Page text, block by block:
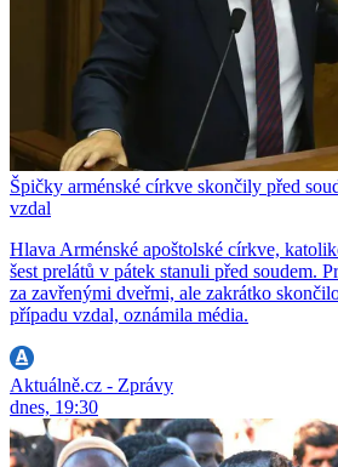
Špičky arménské církve skončily před
vzdal
Hlava Arménské apoštolské církve,
šest prelátů v pátek stanuli před soudem.
za zavřenými dveřmi, ale zakrátko
případu vzdal, oznámila média.
Aktuálně.cz - Zprávy
dnes, 19:30